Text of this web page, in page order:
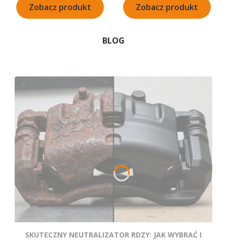
Zobacz produkt Zobacz produkt
BLOG
SKUTECZNY NEUTRALIZATOR RDZY: JAK WYBRAĆ I